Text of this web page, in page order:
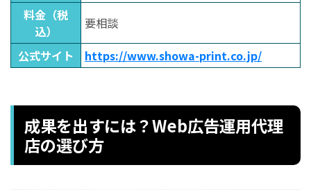
料金（税
込）
要相談
公式サイト
https://www.showa-print.co.jp/
成果を出すには？Web広告運用代理
店の選び方